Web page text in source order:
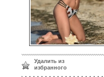
Удалить из
избранного